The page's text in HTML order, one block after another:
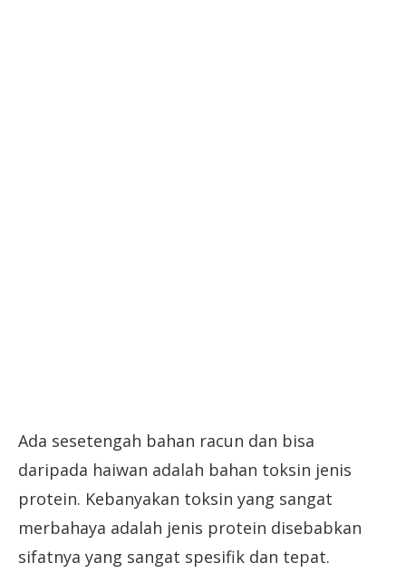
Ada sesetengah bahan racun dan bisa
daripada haiwan adalah bahan toksin jenis
protein. Kebanyakan toksin yang sangat
merbahaya adalah jenis protein disebabkan
sifatnya yang sangat spesifik dan tepat.